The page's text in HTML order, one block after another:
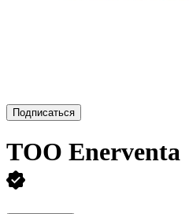
Подписаться
ТОО Enerventa